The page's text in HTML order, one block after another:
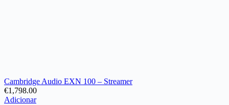
Cambridge Audio EXN 100 – Streamer
€1,798.00
Adicionar